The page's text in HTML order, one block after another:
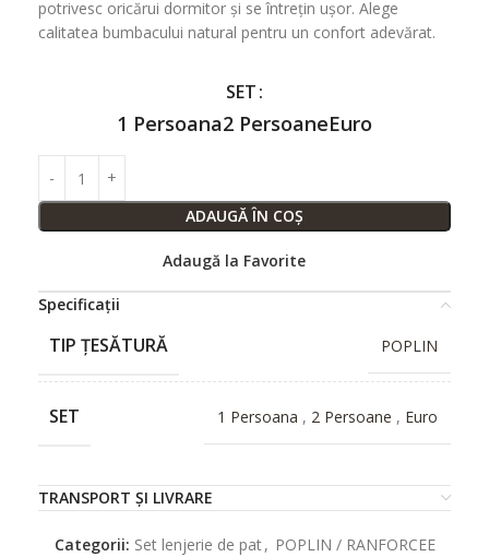
potrivesc oricărui dormitor și se întrețin ușor. Alege
calitatea bumbacului natural pentru un confort adevărat.
SET
1 Persoana2 PersoaneEuro
ADAUGĂ ÎN COȘ
Adaugă la Favorite
Specificații
TIP ȚESĂTURĂ POPLIN
SET 1 Persoana , 2 Persoane , Euro
TRANSPORT ȘI LIVRARE
Categorii: Set lenjerie de pat, POPLIN / RANFORCEE